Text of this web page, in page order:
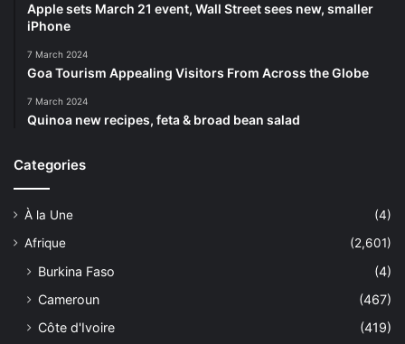
Apple sets March 21 event, Wall Street sees new, smaller
iPhone
7 March 2024
Goa Tourism Appealing Visitors From Across the Globe
7 March 2024
Quinoa new recipes, feta & broad bean salad
Categories
À la Une
(4)
Afrique
(2,601)
Burkina Faso
(4)
Cameroun
(467)
Côte d'Ivoire
(419)